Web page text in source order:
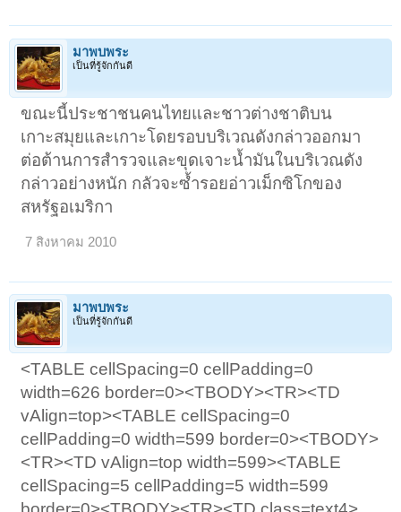
มาพบพระ
เป็นที่รู้จักกันดี
ขณะนี้ประชาชนคนไทยและชาวต่างชาติบน
เกาะสมุยและเกาะโดยรอบบริเวณดังกล่าวออกมา
ต่อต้านการสำรวจและขุดเจาะน้ำมันในบริเวณดัง
กล่าวอย่างหนัก กลัวจะซ้ำรอยอ่าวเม็กซิโกของ
สหรัฐอเมริกา
7 สิงหาคม 2010
มาพบพระ
เป็นที่รู้จักกันดี
<TABLE cellSpacing=0 cellPadding=0
width=626 border=0><TBODY><TR><TD
vAlign=top><TABLE cellSpacing=0
cellPadding=0 width=599 border=0><TBODY>
<TR><TD vAlign=top width=599><TABLE
cellSpacing=5 cellPadding=5 width=599